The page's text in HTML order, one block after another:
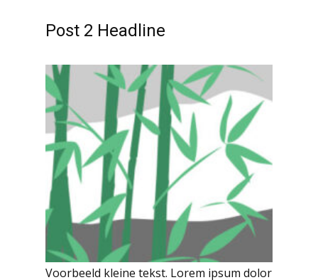
Post 2 Headline
Voorbeeld kleine tekst. Lorem ipsum dolor